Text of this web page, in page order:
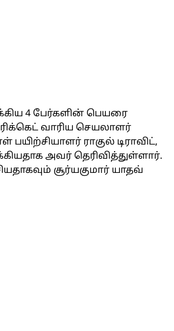
4 பேர்களின் பெயரை
வாரிய செயலாளர்
ராகுல் டிராவிட்,
அவர் தெரிவித்துள்ளார்.
சூர்யகுமார் யாதவ்